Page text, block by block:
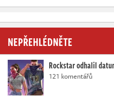
NEPŘEHLÉDNĚTE
Rockstar odhalil
121 komentářů